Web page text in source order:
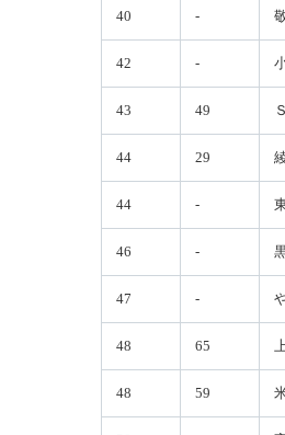
40 -
42 -
43 49
44 29
44 -
46 -
47 -
48 65
48 59